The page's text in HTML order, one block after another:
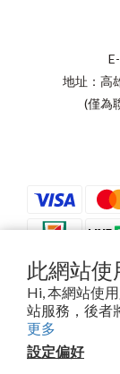
此網站使
Hi, 本網站使
站服務，後者
更多
設定偏好
地址：高
(僅為